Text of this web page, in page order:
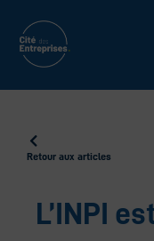
contenu
Retour aux articles
L’INPI